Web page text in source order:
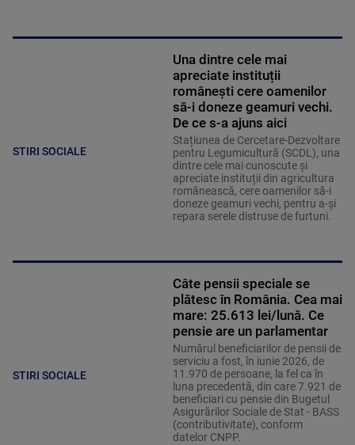
STIRI SOCIALE
Una dintre cele mai
apreciate instituții
românești cere oamenilor
să-i doneze geamuri vechi.
De ce s-a ajuns aici
Stațiunea de Cercetare-Dezvoltare
pentru Legumicultură (SCDL), una
dintre cele mai cunoscute și
apreciate instituții din agricultura
românească, cere oamenilor să-i
doneze geamuri vechi, pentru a-și
repara serele distruse de furtuni.
STIRI SOCIALE
Câte pensii speciale se
plătesc în România. Cea mai
mare: 25.613 lei/lună. Ce
pensie are un parlamentar
Numărul beneficiarilor de pensii de
serviciu a fost, în iunie 2026, de
11.970 de persoane, la fel ca în
luna precedentă, din care 7.921 de
beneficiari cu pensie din Bugetul
Asigurărilor Sociale de Stat - BASS
(contributivitate), conform
datelor CNPP.